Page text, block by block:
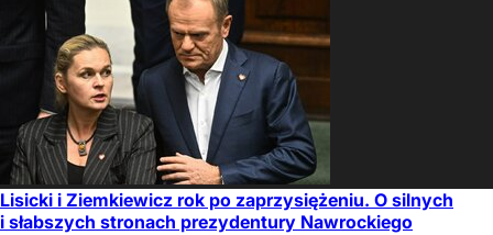
Lisicki i Ziemkiewicz rok po zaprzysiężeniu. O silnych
i słabszych stronach prezydentury Nawrockiego